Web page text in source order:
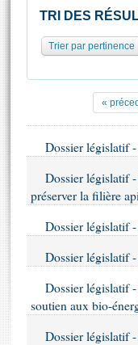
Pétitions
Projets de loi
Amendements
Textes adoptés
Rapports
Rapports législatifs
Rapports sur
Baromètre de
Statistiques et
Documents de
( Constitution |
Histoire
Juniors
Anciennes
La Bibliothèque
Contacts et
Photos libres
TRI DES
Trier par pertinence
«
Dossier législatif
Dossier législatif
préserver la filière
Dossier législatif -
Dossier législatif
Dossier législatif
soutien aux bio-
Dossier législatif